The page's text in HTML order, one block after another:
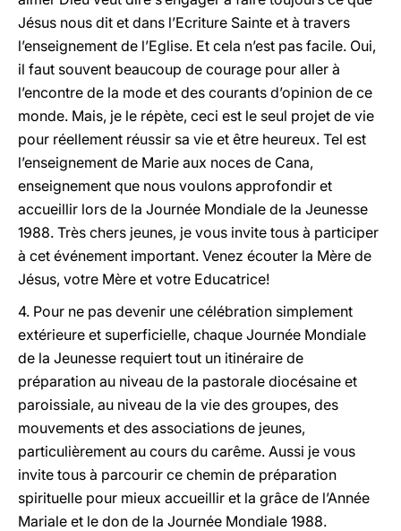
Jésus nous dit et dans l’Ecriture Sainte et à travers
l’enseignement de l’Eglise. Et cela n’est pas facile. Oui,
il faut souvent beaucoup de courage pour aller à
l’encontre de la mode et des courants d’opinion de ce
monde. Mais, je le répète, ceci est le seul projet de vie
pour réellement réussir sa vie et être heureux. Tel est
l’enseignement de Marie aux noces de Cana,
enseignement que nous voulons approfondir et
accueillir lors de la Journée Mondiale de la Jeunesse
1988. Très chers jeunes, je vous invite tous à participer
à cet événement important. Venez écouter la Mère de
Jésus, votre Mère et votre Educatrice!
4. Pour ne pas devenir une célébration simplement
extérieure et superficielle, chaque Journée Mondiale
de la Jeunesse requiert tout un itinéraire de
préparation au niveau de la pastorale diocésaine et
paroissiale, au niveau de la vie des groupes, des
mouvements et des associations de jeunes,
particulièrement au cours du carême. Aussi je vous
invite tous à parcourir ce chemin de préparation
spirituelle pour mieux accueillir et la grâce de l’Année
Mariale et le don de la Journée Mondiale 1988.